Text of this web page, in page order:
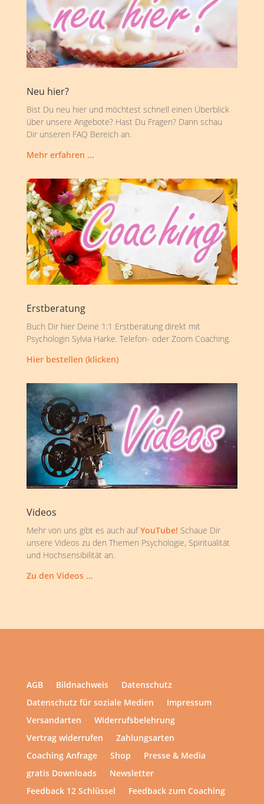
Neu hier?
Bist Du neu hier und möchtest schnell einen Überblick
über unsere Angebote? Hast Du Fragen? Dann schau
Dir unseren FAQ Bereich an.
Mehr erfahren …
Erstberatung
Buch Dir hier Deine 1:1 Erstberatung direkt mit
Psychologin Sylvia Harke. Telefon- oder Zoom Coaching.
Hier bestellen (klicken)
Videos
Mehr von uns gibt es auch aufYouTube! Schaue Dir
unsere Videos zu den Themen Psychologie, Spiritualität
und Hochsensibilität an.
Zu den Videos …
AGB Bildnachweis
Datenschutz
Datenschutz für soziale Medien
Impressum
Versandarten
Widerrufsbelehrung
Vertrag widerrufen
Zahlungsarten
Coaching Anfrage
Shop
Presse & Media
gratis Downloads
Newsletter
Feedback 12 Schlüssel
Feedback zum Coaching